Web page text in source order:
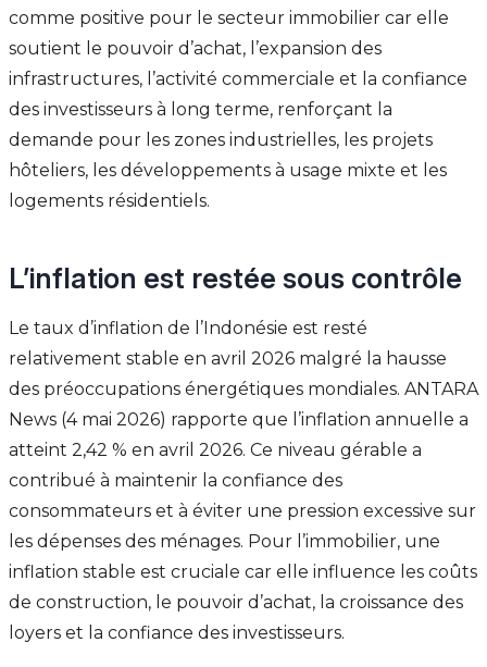
comme positive pour le secteur immobilier car elle
soutient le pouvoir d’achat, l’expansion des
infrastructures, l’activité commerciale et la confiance
des investisseurs à long terme, renforçant la
demande pour les zones industrielles, les projets
hôteliers, les développements à usage mixte et les
logements résidentiels.
L’inflation est restée sous contrôle
Le taux d’inflation de l’Indonésie est resté
relativement stable en avril 2026 malgré la hausse
des préoccupations énergétiques mondiales. ANTARA
News (4 mai 2026) rapporte que l’inflation annuelle a
atteint 2,42 % en avril 2026. Ce niveau gérable a
contribué à maintenir la confiance des
consommateurs et à éviter une pression excessive sur
les dépenses des ménages. Pour l’immobilier, une
inflation stable est cruciale car elle influence les coûts
de construction, le pouvoir d’achat, la croissance des
loyers et la confiance des investisseurs.